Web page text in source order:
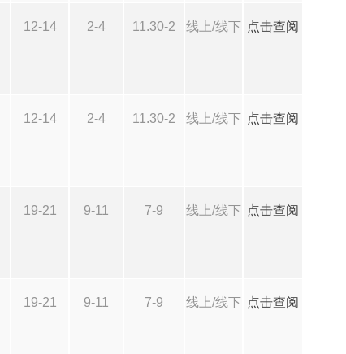
12-14 2-4 11.30-2 线上/线下 点击查阅
12-14 2-4 11.30-2 线上/线下 点击查阅
19-21 9-11 7-9 线上/线下 点击查阅
19-21 9-11 7-9 线上/线下 点击查阅